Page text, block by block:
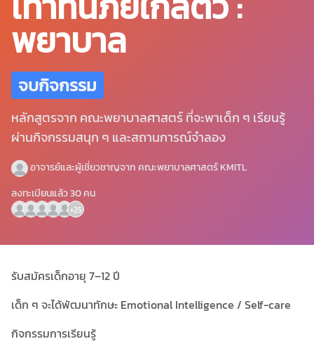
พยาบาล
จบกิจกรรม
หลักสูตรจาก คณะพยาบาลศาสตร์ ที่จะพาเด็ก ๆ เรียนรู้
ผ่านกิจกรรมสนุก ๆ และสถานการณ์จำลอง
อาจารย์และผู้เชี่ยวชาญจาก คณะพยาบาลศาสตร์KMITL
ลงทะเบียนแล้ว30คน
+25
รับสมัครเด็กอายุ 7–12 ปี
เด็ก ๆ จะได้พัฒนาทักษะ Emotional Intelligence / Self-care
กิจกรรมการเรียนรู้